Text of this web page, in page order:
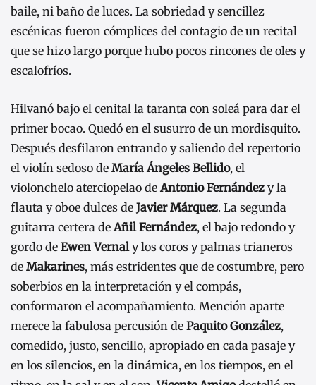
baile, ni baño de luces. La sobriedad y sencillez
escénicas fueron cómplices del contagio de un recital
que se hizo largo porque hubo pocos rincones de oles y
escalofríos.
Hilvanó bajo el cenital la taranta con soleá para dar el
primer bocao. Quedó en el susurro de un mordisquito.
Después desfilaron entrando y saliendo del repertorio
el violín sedoso de María Ángeles Bellido, el
violonchelo aterciopelao de Antonio Fernández y la
flauta y oboe dulces de Javier Márquez. La segunda
guitarra certera de Añil Fernández, el bajo redondo y
gordo de Ewen Vernaly los coros y palmas trianeros
de Makarines, más estridentes que de costumbre, pero
soberbios en la interpretación y el compás,
conformaron el acompañamiento. Mención aparte
merece la fabulosa percusión de Paquito González,
comedido, justo, sencillo, apropiado en cada pasaje y
en los silencios, en la dinámica, en los tiempos, en el